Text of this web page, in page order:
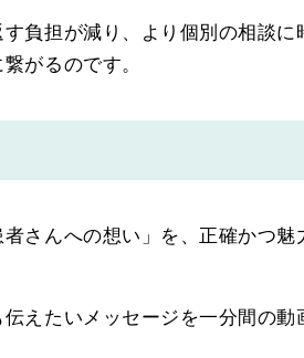
負担が減り、より個別の相談に
がるのです。
さんへの想い」を、正確かつ魅
えたいメッセージを一分間の動